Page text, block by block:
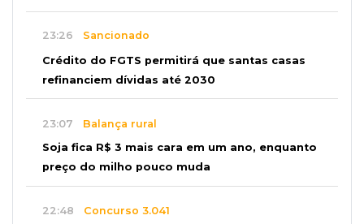
23:26 Sancionado
Crédito do FGTS permitirá que santas casas
refinanciem dívidas até 2030
23:07 Balança rural
Soja fica R$ 3 mais cara em um ano, enquanto
preço do milho pouco muda
22:48 Concurso 3.041